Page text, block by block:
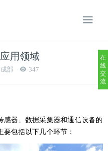
用领域
部 347
感器、数据采集器和通信设备的
包括以下几个环节：
在
线
交
流